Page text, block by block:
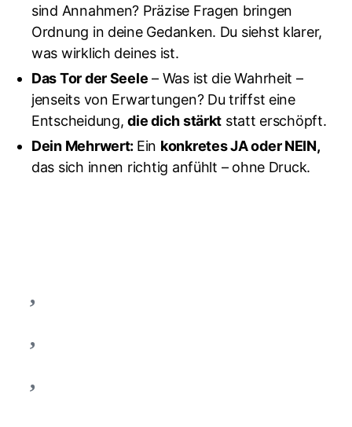
sind Annahmen? Präzise Fragen bringen
Ordnung in deine Gedanken. Du siehst klarer,
was wirklich deines ist.
Das Tor der Seele – Was ist die Wahrheit –
jenseits von Erwartungen? Du triffst eine
Entscheidung,die dich stärkt statt erschöpft.
Dein Mehrwert: Ein konkretes JA oder NEIN,
das sich innen richtig anfühlt – ohne Druck.